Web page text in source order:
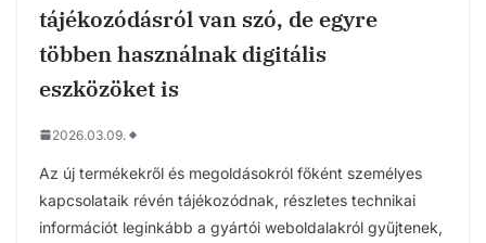
tájékozódásról van szó, de egyre
többen használnak digitális
eszközöket is
2026.03.09.
Az új termékekről és megoldásokról főként személyes
kapcsolataik révén tájékozódnak, részletes technikai
információt leginkább a gyártói weboldalakról gyűjtenek,